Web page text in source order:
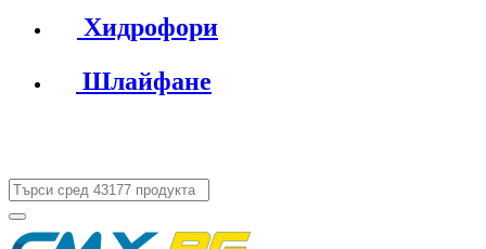
Хидрофори
Шлайфане